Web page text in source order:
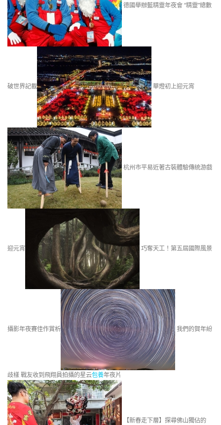
德國舉辦藍精靈年夜會 “精靈”總數
破世界記載 華燈初上迎元宵
杭州市平易近著古裝體驗傳統游戲
迎元宵 巧奪天工！第五屆國際風景
攝影年夜賽佳作賞析 我們的賀年紛
歧樣 戰友收到飛翔員拍攝的星云包養年夜片
【新春走下層】探尋佛山獨佔的